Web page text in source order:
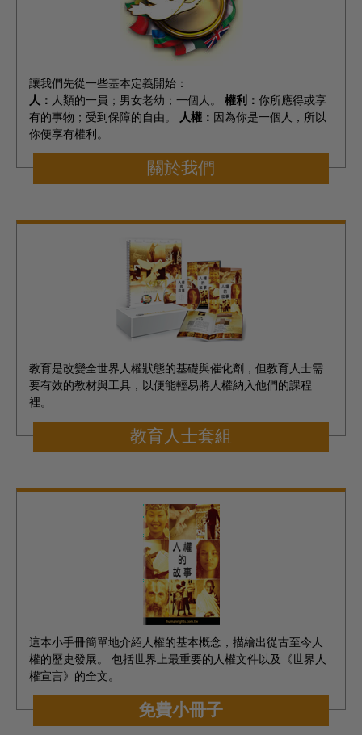
讓我們先從一些基本定義開始：
人： 人類的一員；男女老幼；一個人。 權利： 你所應得或享
有的事物；受到保障的自由。
人權： 因為你是一個人，所以
你便享有權利。
關於我們
教育是改變全世界人權狀態的基礎與催化劑，但教育人士需
要有效的教材與工具，以便能輕易將人權納入他們的課程
裡。
教育人士套組
這本小手冊簡單地介紹人權的基本概念，描繪出從古至今人
權的歷史發展。 包括世界上最重要的人權文件以及《世界人
權宣言》的全文。
免費小冊子